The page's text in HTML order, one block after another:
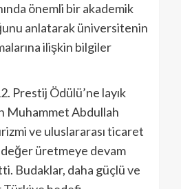
önemli bir akademik
anlatarak üniversitenin
ilişkin bilgiler
Prestij Ödülü’ne layık
Muhammet Abdullah
ve uluslararası ticaret
değer üretmeye devam
Budaklar, daha güçlü ve